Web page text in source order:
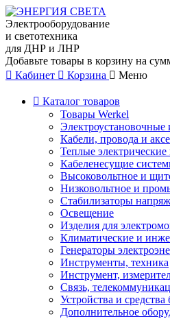
Электрооборудование
и светотехника
для ДНР и ЛНР
Добавьте товары в корзину на
Кабинет
Корзина Меню
Каталог товаров
Товары Werkel
Электроустановочные
Кабели, провода и
Теплые
Кабеленесущие
Высоковольтное и
Низковольтное и
Стабилизаторы
Освещение
Изделия для
Климатические и
Генераторы
Инструменты, техника
Инструмент,
Связь,
Устройства и средства
Дополнительное